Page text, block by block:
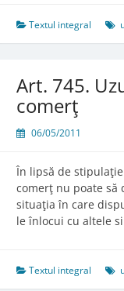
Textul integral
Art. 745.
comerţ
06/05/2011
În lipsă de
comerţ nu poate să
situaţia în care
le înlocui cu altele
Textul integral